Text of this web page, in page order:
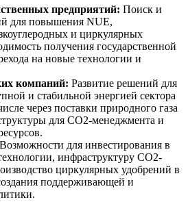
предприятий: Поиск и
для повышения NUE,
и циркулярных
получения государственной
на новые технологии и
компаний: Развитие решений для
и стабильной энергией сектора
через поставки природного газа
для CO2-менеджмента и
Возможности для инвестирования в
инфраструктуру CO2-
циркулярных удобрений в
поддерживающей и